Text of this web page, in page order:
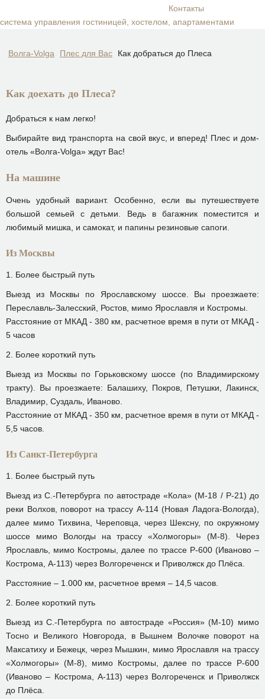
Контакты
система управления гостиницей, хостелом, апартаментами
Волга-Volga Плес для Вас Как добраться до Плеса
Как доехать до Плеса?
Добраться к нам легко!
Выбирайте вид транспорта на свой вкус, и вперед! Плес и дом-
отель «Волга-Volga» ждут Вас!
На машине
Очень удобный вариант. Особенно, если вы путешествуете
большой семьей с детьми. Ведь в багажник поместится и
любимый мишка, и самокат, и папины резиновые сапоги.
Из Москвы
1. Более быстрый путь
Выезд из Москвы по Ярославскому шоссе. Вы проезжаете:
Переславль-Залесский, Ростов, мимо Ярославля и Костромы.
Расстояние от МКАД - 380 км, расчетное время в пути от МКАД -
5 часов
2. Более короткий путь
Выезд из Москвы по Горьковскому шоссе (по Владимирскому
тракту). Вы проезжаете: Балашиху, Покров, Петушки, Лакинск,
Владимир, Суздаль, Иваново.
Расстояние от МКАД - 350 км, расчетное время в пути от МКАД -
5,5 часов.
Из Санкт-Петербурга
1. Более быстрый путь
Выезд из С.-Петербурга по автостраде «Кола» (М-18 / Р-21) до
реки Волхов, поворот на трассу А-114 (Новая Ладога-Вологда),
далее мимо Тихвина, Череповца, через Шексну, по окружному
шоссе мимо Вологды на трассу «Холмогоры» (М-8). Через
Ярославль, мимо Костромы, далее по трассе Р-600 (Иваново –
Кострома, А-113) через Волгореченск и Приволжск до Плёса.
Расстояние – 1.000 км, расчетное время – 14,5 часов.
2. Более короткий путь
Выезд из С.-Петербурга по автостраде «Россия» (М-10) мимо
Тосно и Великого Новгорода, в Вышнем Волочке поворот на
Максатиху и Бежецк, через Мышкин, мимо Ярославля на трассу
«Холмогоры» (М-8), мимо Костромы, далее по трассе Р-600
(Иваново – Кострома, А-113) через Волгореченск и Приволжск
до Плёса.